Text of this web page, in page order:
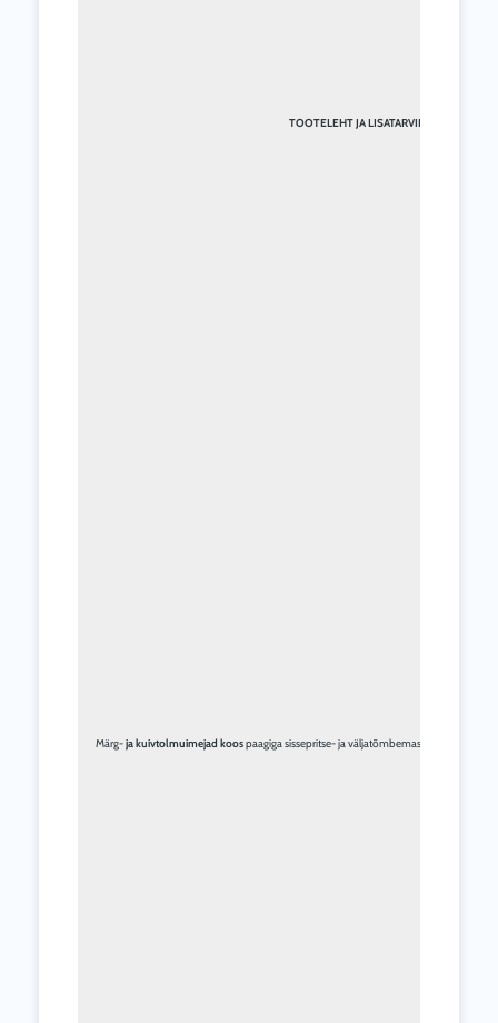
TOOTELEHT JA LISATARVIKUD
Märg- ja kuivtolmuimejad koos paagiga sissepritse- ja väljatõmbemasinaga